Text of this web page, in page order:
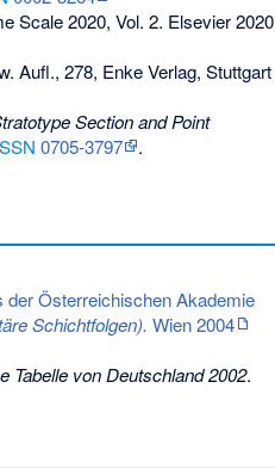
Scale 2020, Vol. 2. Elsevier 2020
Aufl., 278, Enke Verlag, Stuttgart
Section and Point
0705-3797 .
Österreichischen Akademie
Schichtfolgen). Wien 2004
Tabelle von Deutschland 2002.